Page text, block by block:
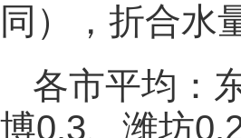
同），折合水
各市平均：
博0.3、潍坊